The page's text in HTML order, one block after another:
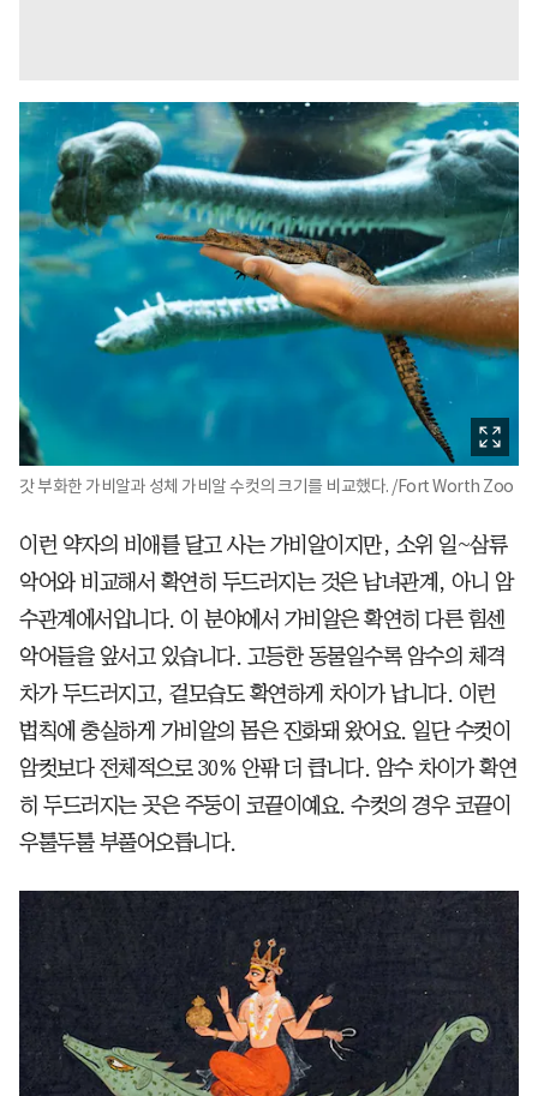
갓 부화한 가비알과 성체 가비알 수컷의 크기를 비교했다. /Fort Worth Zoo
이런 약자의 비애를 달고 사는 가비알이지만, 소위 일~삼류
악어와 비교해서 확연히 두드러지는 것은 남녀관계, 아니 암
수관계에서입니다. 이 분야에서 가비알은 확연히 다른 힘센
악어들을 앞서고 있습니다. 고등한 동물일수록 암수의 체격
차가 두드러지고, 겉모습도 확연하게 차이가 납니다. 이런
법칙에 충실하게 가비알의 몸은 진화돼 왔어요. 일단 수컷이
암컷보다 전체적으로 30% 안팎 더 큽니다. 암수 차이가 확연
히 두드러지는 곳은 주둥이 코끝이예요. 수컷의 경우 코끝이
우툴두툴 부풀어오릅니다.